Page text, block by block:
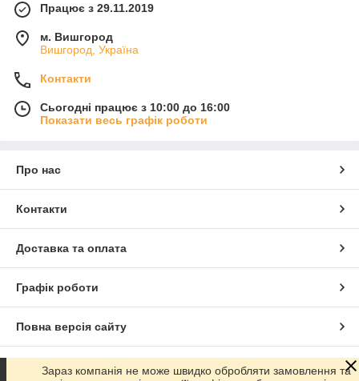
Працює з 29.11.2019
м. Вишгород
Вишгород, Україна
Контакти
Сьогодні працює з 10:00 до 16:00
Показати весь графік роботи
Про нас
Контакти
Доставка та оплата
Графік роботи
Повна версія сайту
Сайт створено на маркетплейсі Prom.ua
Зараз компанія не може швидко обробляти замовлення та